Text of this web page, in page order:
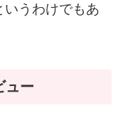
いうわけでもあ
ュー